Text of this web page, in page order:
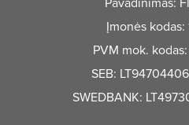
Įmonės kodas:
PVM mok.
SEB:
SWEDBANK: